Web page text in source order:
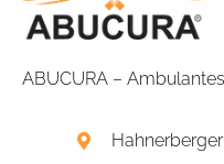
ABUCURA –